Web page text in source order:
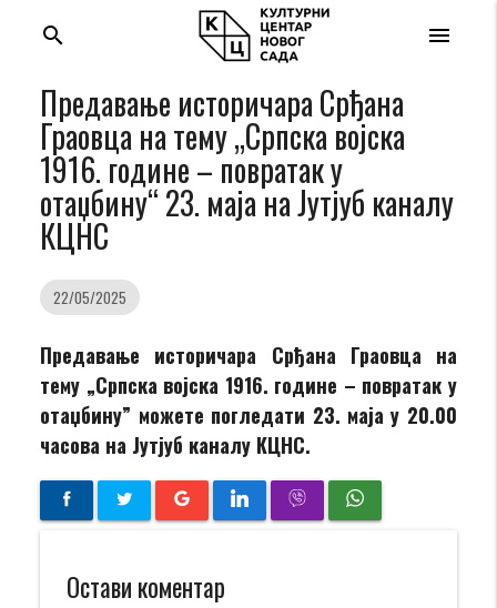
menu
search
Предавање историчара Срђана
Граовца на тему „Српска војска
1916. године – повратак у
отаџбину“ 23. маја на Јутјуб каналу
КЦНС
22/05/2025
Предавање историчара Срђана Граовца на
тему „Српска војска 1916. године – повратак у
отаџбину” можете погледати 23. маја у 20.00
часова на Јутјуб каналу КЦНС.
Остави коментар